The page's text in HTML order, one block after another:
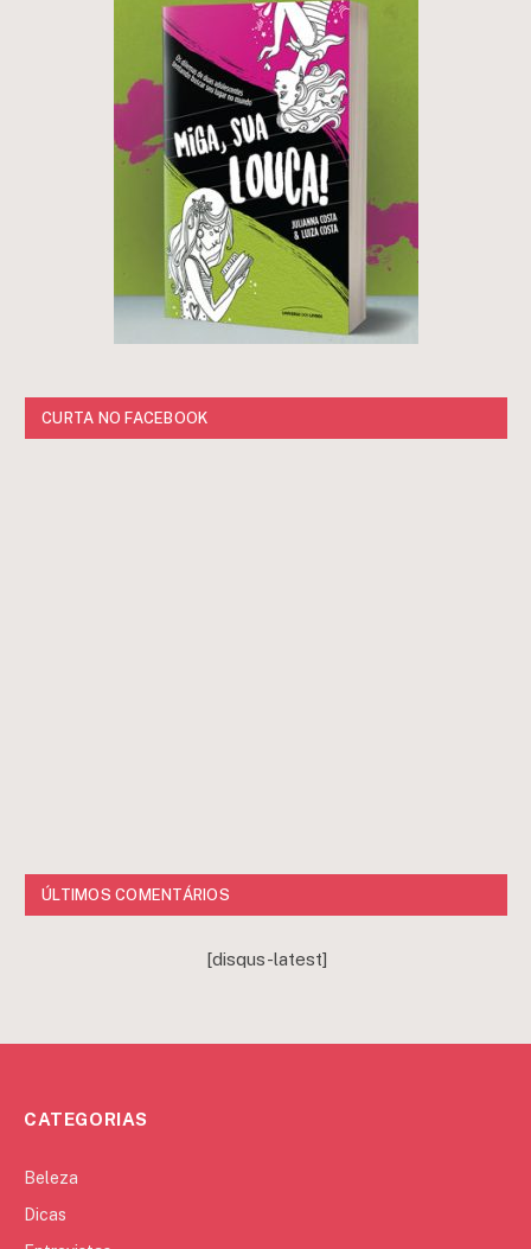
CURTA NO FACEBOOK
ÚLTIMOS COMENTÁRIOS
[disqus-latest]
CATEGORIAS
Beleza
Dicas